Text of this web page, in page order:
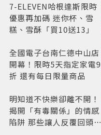
7-ELEVEN哈根達斯限時
優惠再加碼 迷你杯、雪
糕、雪酥「買10送13」
全國電子台南仁德中山店
開幕！限時5天指定家電9
折 還有每日限量商品
明知道不快樂卻離不開！
揭開「有毒關係」的情感
陷阱 那些讓人反覆回頭的